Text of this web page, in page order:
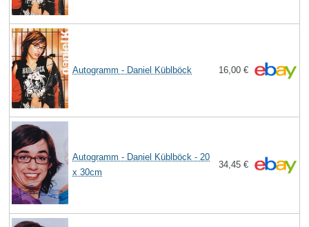
Autogramm - Daniel Küblböck 16,00 €
Autogramm - Daniel Küblböck - 20
x 30cm
34,45 €